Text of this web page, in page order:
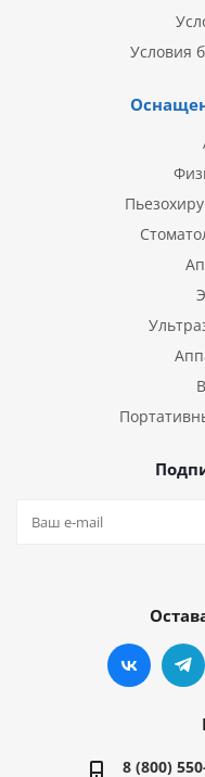
Условия
8 (800)